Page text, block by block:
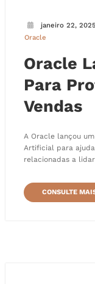
janeiro 22, 2025
Oracle
Oracle
Para
Vendas
A Oracle lançou
Artificial para
relacionadas a
CONSULTE